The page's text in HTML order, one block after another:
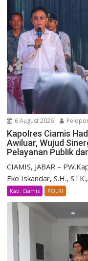
6 August 2026
Kapolres Ciamis
Awiluar, Wujud
Pelayanan Publik
CIAMIS, JABAR –
Eko Iskandar, S.H.,
Kab. Ciamis POLRI